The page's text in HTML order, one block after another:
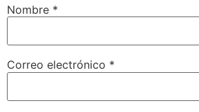
Nombre *
Correo electrónico *